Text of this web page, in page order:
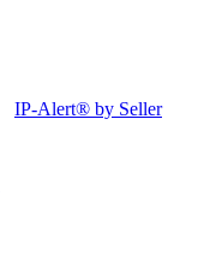
IP-Alert® by Seller